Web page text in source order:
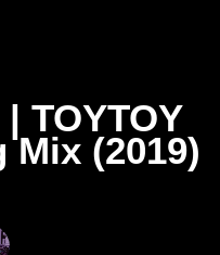
TOYTOY
(2019)